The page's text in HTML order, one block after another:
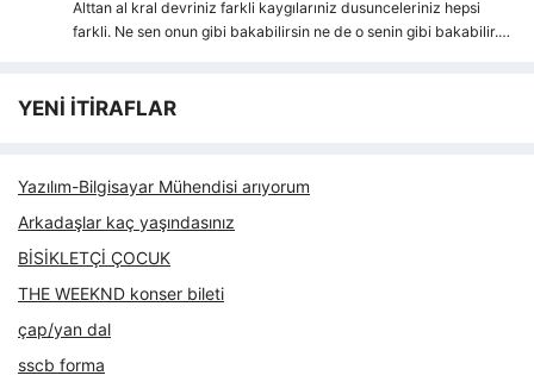
Alttan al kral devriniz farkli kaygılarıniz dusunceleriniz hepsi
farkli. Ne sen onun gibi bakabilirsin ne de o senin gibi bakabilir.…
YENİ İTİRAFLAR
Yazılım-Bilgisayar Mühendisi arıyorum
Arkadaşlar kaç yaşındasınız
BİSİKLETÇİ ÇOCUK
THE WEEKND konser bileti
çap/yan dal
sscb forma